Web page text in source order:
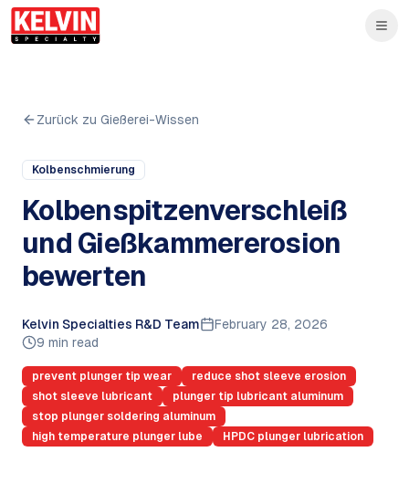
Skip to main content
Zum Hauptinhalt springen
Zurück zu Gießerei-Wissen
Kolbenschmierung
Kolbenspitzenverschleiß
und Gießkammererosion
bewerten
Kelvin Specialties R&D Team
February 28, 2026
9 min read
prevent plunger tip wear
reduce shot sleeve erosion
shot sleeve lubricant
plunger tip lubricant aluminum
stop plunger soldering aluminum
high temperature plunger lube
HPDC plunger lubrication